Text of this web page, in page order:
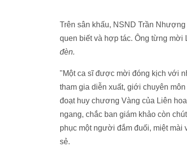
Trên sân khấu, NSND Trần
quen biết và hợp tác. Ông từng mời
đèn.
"Một ca sĩ được mời đóng kịch với
tham gia diễn xuất, giới chuyên
đoạt huy chương Vàng của Liên
ngang, chắc ban giám khảo còn
phục một người đắm đuối, miệt
sẻ.